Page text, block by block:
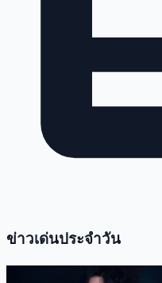
ข่าวเด่นประจำวัน